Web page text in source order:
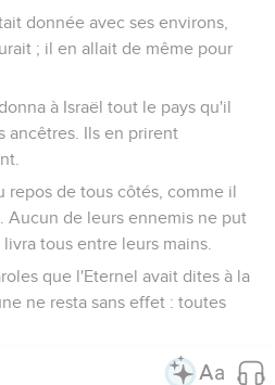
donnée avec ses environs,
; il en allait de même pour
à Israël tout le pays qu'il
ancêtres. Ils en prirent
repos de tous côtés, comme il
Aucun de leurs ennemis ne put
tous entre leurs mains.
que l'Eternel avait dites à la
ne resta sans effet : toutes